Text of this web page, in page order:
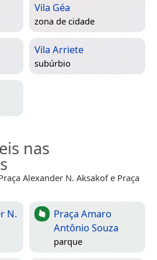
Vila Géa
zona de cidade
Vila Arriete
subúrbio
nas
Alexander N. Aksakof e Praça
N.
Praça Amaro
Antônio Souza
parque